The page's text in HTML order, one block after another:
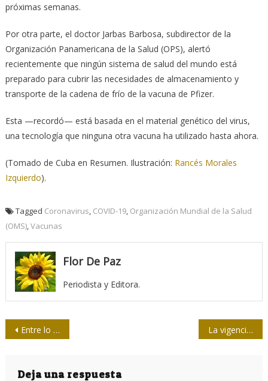
próximas semanas.
Por otra parte, el doctor Jarbas Barbosa, subdirector de la
Organización Panamericana de la Salud (OPS), alertó
recientemente que ningún sistema de salud del mundo está
preparado para cubrir las necesidades de almacenamiento y
transporte de la cadena de frío de la vacuna de Pfizer.
Esta —recordó— está basada en el material genético del virus,
una tecnología que ninguna otra vacuna ha utilizado hasta ahora.
(Tomado de Cuba en Resumen. Ilustración: Rancés Morales
Izquierdo).
Tagged Coronavirus COVID-19, Organización Mundial de la Salud
(OMS), Vacunas
Flor De Paz
Periodista y Editora.
Navegación
Entre lo virtual y lo virtuoso La vigencia de ¡Now!
Deja una respuesta